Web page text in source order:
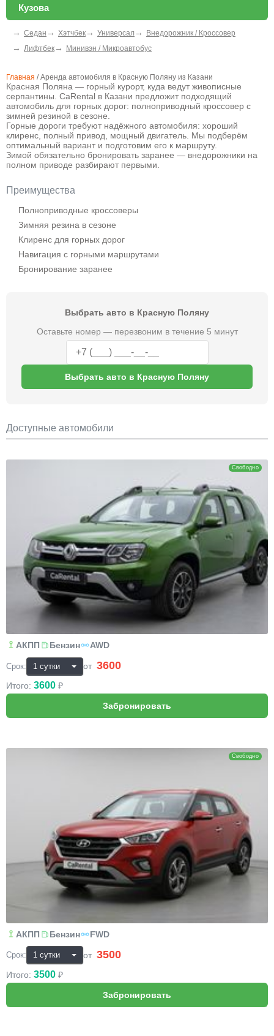
Кузова
→ Седан → Хэтчбек → Универсал → Внедорожник / Кроссовер
→ Лифтбек → Минивэн / Микроавтобус
Главная / Аренда автомобиля в Красную Поляну из Казани
Красная Поляна — горный курорт, куда ведут живописные
серпантины. CaRental в Казани предложит подходящий
автомобиль для горных дорог: полноприводный кроссовер с
зимней резиной в сезоне.
Горные дороги требуют надёжного автомобиля: хороший
клиренс, полный привод, мощный двигатель. Мы подберём
оптимальный вариант и подготовим его к маршруту.
Зимой обязательно бронировать заранее — внедорожники на
полном приводе разбирают первыми.
Преимущества
Полноприводные кроссоверы
Зимняя резина в сезоне
Клиренс для горных дорог
Навигация с горными маршрутами
Бронирование заранее
Выбрать авто в Красную Поляну
Оставьте номер — перезвоним в течение 5 минут
Выбрать авто в Красную Поляну
Доступные автомобили
Свободно
АКПП Бензин AWD
Срок: от 3600
Итого: 3600 ₽
Свободно
АКПП Бензин FWD
Срок: от 3500
Итого: 3500 ₽